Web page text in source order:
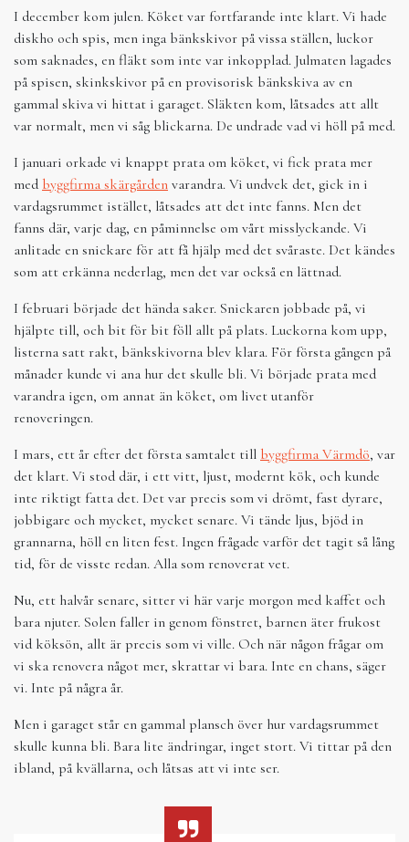
I december kom julen. Köket var fortfarande inte klart. Vi hade
diskho och spis, men inga bänkskivor på vissa ställen, luckor
som saknades, en fläkt som inte var inkopplad. Julmaten lagades
på spisen, skinkskivor på en provisorisk bänkskiva av en
gammal skiva vi hittat i garaget. Släkten kom, låtsades att allt
var normalt, men vi såg blickarna. De undrade vad vi höll på med.
I januari orkade vi knappt prata om köket, vi fick prata mer
med byggfirma skärgården varandra. Vi undvek det, gick in i
vardagsrummet istället, låtsades att det inte fanns. Men det
fanns där, varje dag, en påminnelse om vårt misslyckande. Vi
anlitade en snickare för att få hjälp med det svåraste. Det kändes
som att erkänna nederlag, men det var också en lättnad.
I februari började det hända saker. Snickaren jobbade på, vi
hjälpte till, och bit för bit föll allt på plats. Luckorna kom upp,
listerna satt rakt, bänkskivorna blev klara. För första gången på
månader kunde vi ana hur det skulle bli. Vi började prata med
varandra igen, om annat än köket, om livet utanför
renoveringen.
I mars, ett år efter det första samtalet till byggfirma Värmdö, var
det klart. Vi stod där, i ett vitt, ljust, modernt kök, och kunde
inte riktigt fatta det. Det var precis som vi drömt, fast dyrare,
jobbigare och mycket, mycket senare. Vi tände ljus, bjöd in
grannarna, höll en liten fest. Ingen frågade varför det tagit så lång
tid, för de visste redan. Alla som renoverat vet.
Nu, ett halvår senare, sitter vi här varje morgon med kaffet och
bara njuter. Solen faller in genom fönstret, barnen äter frukost
vid köksön, allt är precis som vi ville. Och när någon frågar om
vi ska renovera något mer, skrattar vi bara. Inte en chans, säger
vi. Inte på några år.
Men i garaget står en gammal plansch över hur vardagsrummet
skulle kunna bli. Bara lite ändringar, inget stort. Vi tittar på den
ibland, på kvällarna, och låtsas att vi inte ser.